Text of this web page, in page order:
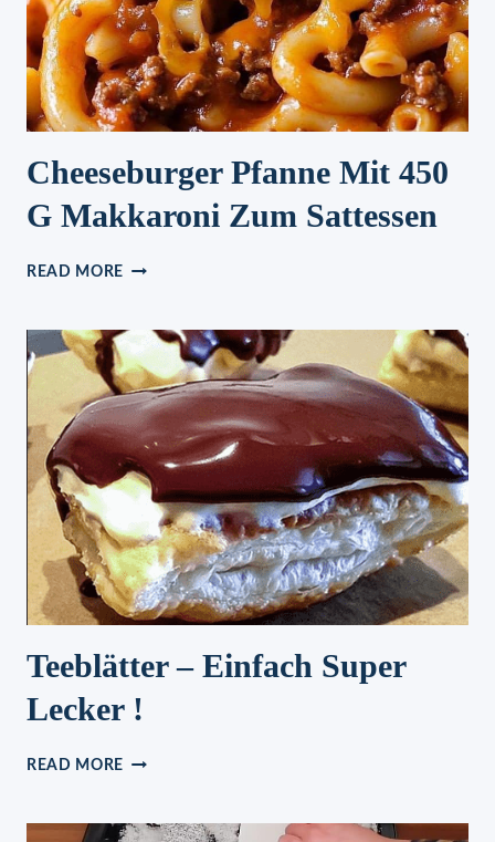
Cheeseburger Pfanne Mit 450
G Makkaroni Zum Sattessen
READ MORE CHEESEBURGER
450
G
MAKKARONI
ZUM
SATTESSEN
Teeblätter – Einfach Super
Lecker !
READ MORE TEEBLÄTTER
SUPER